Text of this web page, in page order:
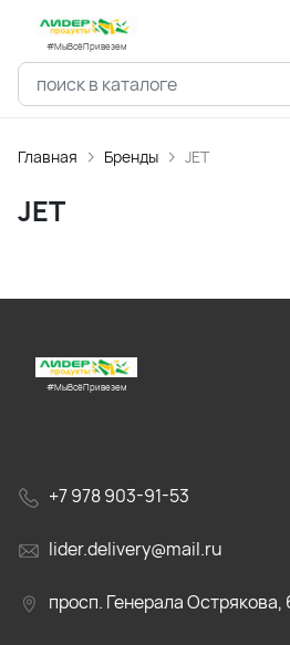
#МыВсёПривезем
Главная Бренды JET
JET
#МыВсёПривезем
+7 978 903-91-53
lider.delivery@mail.ru
просп. Генерала Острякова,